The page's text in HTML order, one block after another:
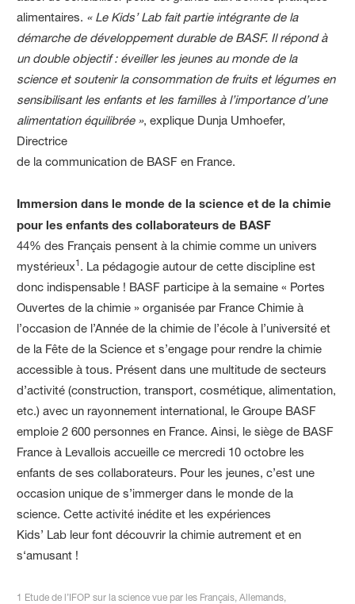
alimentaires. « Le Kids’ Lab fait partie intégrante de la
démarche de développement durable de BASF. Il répond à
un double objectif : éveiller les jeunes au monde de la
science et soutenir la consommation de fruits et légumes en
sensibilisant les enfants et les familles à l’importance d’une
alimentation équilibrée », explique Dunja Umhoefer,
Directrice
de la communication de BASF en France.
Immersion dans le monde de la science et de la chimie
pour les enfants des collaborateurs de BASF
44% des Français pensent à la chimie comme un univers
mystérieux1 . La pédagogie autour de cette discipline est
donc indispensable ! BASF participe à la semaine « Portes
Ouvertes de la chimie » organisée par France Chimie à
l’occasion de l’Année de la chimie de l’école à l’université et
de la Fête de la Science et s’engage pour rendre la chimie
accessible à tous. Présent dans une multitude de secteurs
d’activité (construction, transport, cosmétique, alimentation,
etc.) avec un rayonnement international, le Groupe BASF
emploie 2 600 personnes en France. Ainsi, le siège de BASF
France à Levallois accueille ce mercredi 10 octobre les
enfants de ses collaborateurs. Pour les jeunes, c’est une
occasion unique de s’immerger dans le monde de la
science. Cette activité inédite et les expériences
Kids’ Lab leur font découvrir la chimie autrement et en
s‘amusant !
1 Etude de l’IFOP sur la science vue par les Français, Allemands,